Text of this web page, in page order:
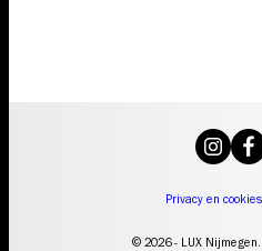
Privacy en cookies
© 2026 - LUX